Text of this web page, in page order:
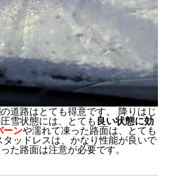
の道路はとても得意です。 降りはじ
雪状態には、とても 良い状態に効
ーンや濡れて凍った路面は、とても
ッドレスは、かなり性能が良いで
た路面は注意が必要です。